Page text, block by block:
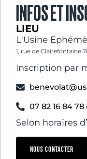
INFOS ET
LIEU
L'Usine
1, rue de Clairefontaine
Inscription par
07 82 16 84 78
Selon horaires
NOUS CONTACTER